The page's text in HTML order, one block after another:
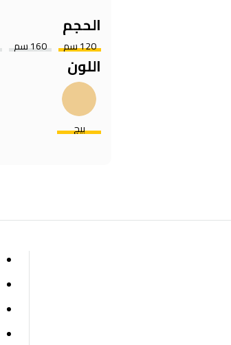
الحجم
120 سم 160 سم
اللون
بيچ